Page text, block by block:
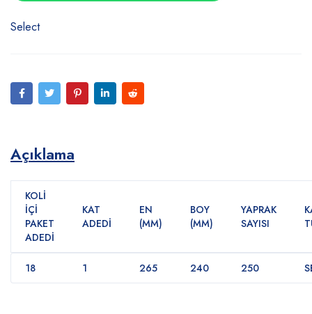
Select
Açıklama
KOLİ
İÇİ
PAKET
ADEDİ
KAT
ADEDİ
EN
(MM)
BOY
(MM)
YAPRAK
SAYISI
18 1 265 240 250